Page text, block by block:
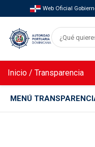
Web Oficial
Inicio / Transparencia
MENÚ